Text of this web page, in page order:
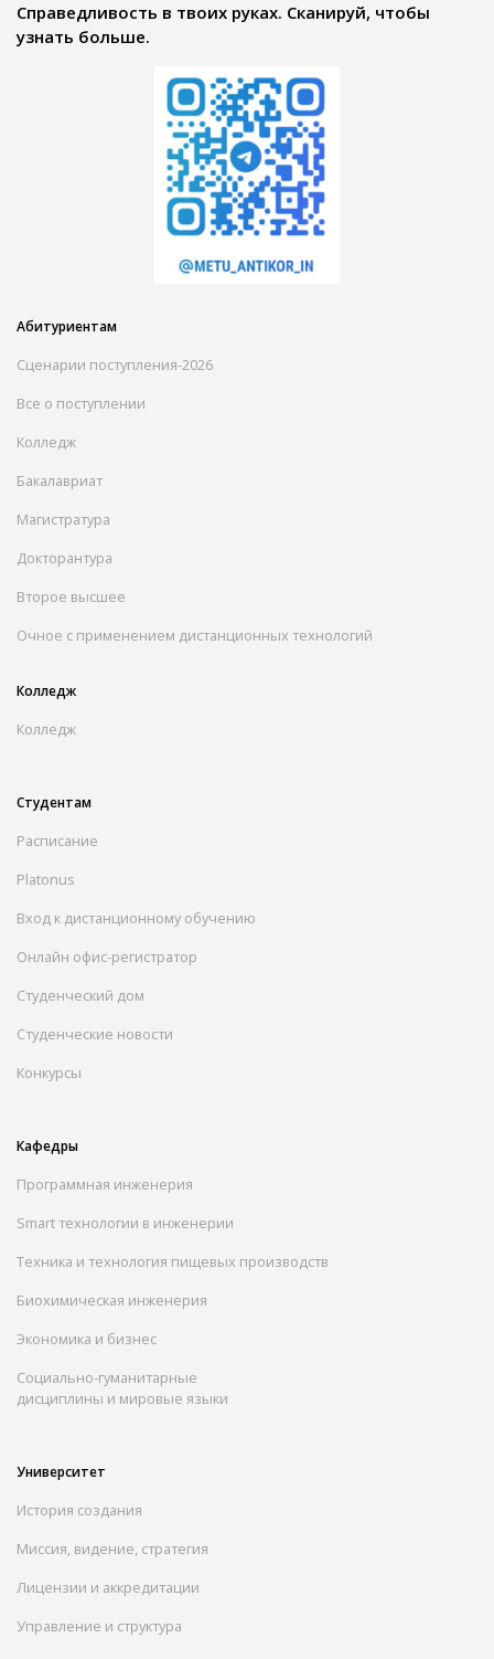
Справедливость в твоих руках. Сканируй, чтобы
узнать больше.
Абитуриентам
Сценарии поступления-2026
Все о поступлении
Колледж
Бакалавриат
Магистратура
Докторантура
Второе высшее
Очное с применением дистанционных технологий
Колледж
Колледж
Студентам
Расписание
Platonus
Вход к дистанционному обучению
Онлайн офис-регистратор
Студенческий дом
Студенческие новости
Конкурсы
Кафедры
Программная инженерия
Smart технологии в инженерии
Техника и технология пищевых производств
Биохимическая инженерия
Экономика и бизнес
Социально-гуманитарные
дисциплины и мировые языки
Университет
История создания
Миссия, видение, стратегия
Лицензии и аккредитации
Управление и структура